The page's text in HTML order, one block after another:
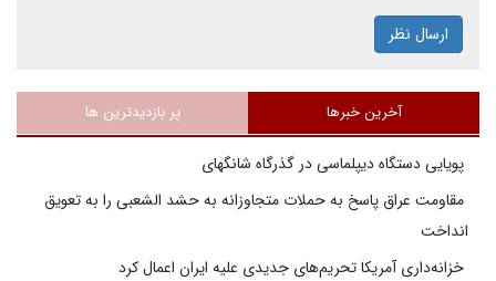
ارسال نظر
آخرین خبرها پر بازدیدترین ها
پویایی دستگاه دیپلماسی در گذرگاه شانگهای
مقاومت عراق پاسخ به حملات متجاوزانه به حشد الشعبی را به تعویق
انداخت
خزانه‌داری آمریکا تحریم‌های جدیدی علیه ایران اعمال کرد